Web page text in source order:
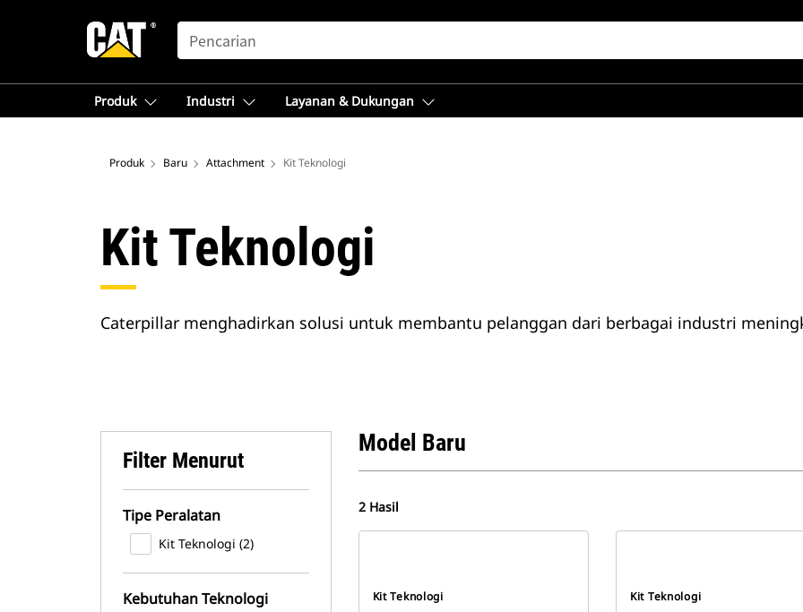
SEARCH
Produk Industri Layanan & Dukungan
Produk Baru Attachment Kit Teknologi
Kit Teknologi
Caterpillar menghadirkan solusi untuk membantu pelanggan dari berbagai industri
Filter Menurut
Tipe Peralatan
Kit Teknologi (2)
Kebutuhan Teknologi
Model Baru
2 Hasil
Kit Teknologi Kit Teknologi